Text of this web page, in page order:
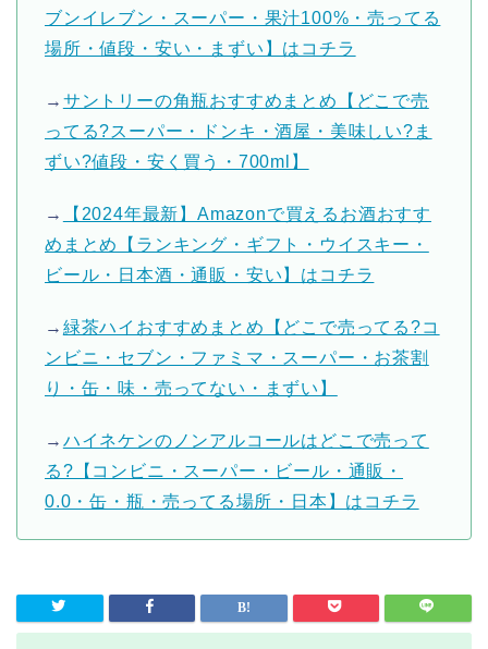
ブンイレブン・スーパー・果汁100%・売ってる
場所・値段・安い・まずい】はコチラ
→ サントリーの角瓶おすすめまとめ【どこで売
ってる?スーパー・ドンキ・酒屋・美味しい?ま
ずい?値段・安く買う・700ml】
→
【2024年最新】Amazonで買えるお酒おすす
めまとめ【ランキング・ギフト・ウイスキー・
ビール・日本酒・通販・安い】はコチラ
→ 緑茶ハイおすすめまとめ【どこで売ってる?コ
ンビニ・セブン・ファミマ・スーパー・お茶割
り・缶・味・売ってない・まずい】
→ ハイネケンのノンアルコールはどこで売って
る?【コンビニ・スーパー・ビール・通販・
0.0・缶・瓶・売ってる場所・日本】はコチラ